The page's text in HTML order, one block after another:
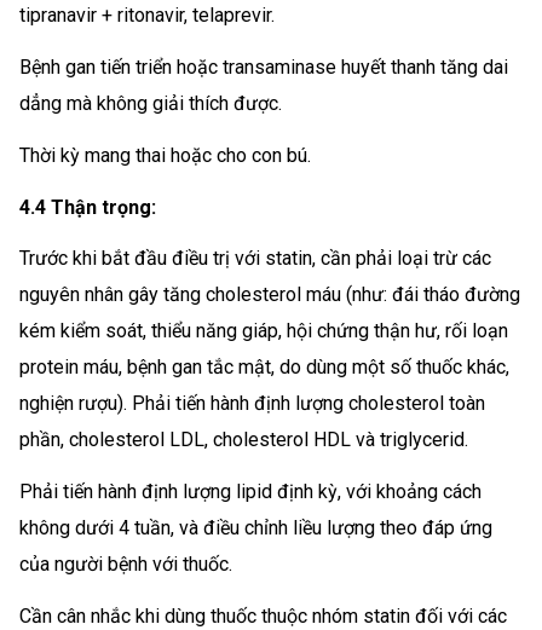
tipranavir + ritonavir, telaprevir.
Bệnh gan tiến triển hoặc transaminase huyết thanh tăng dai
dẳng mà không giải thích được.
Thời kỳ mang thai hoặc cho con bú.
4.4 Thận trọng:
Trước khi bắt đầu điều trị với statin, cần phải loại trừ các
nguyên nhân gây tăng cholesterol máu (như: đái tháo đường
kém kiểm soát, thiểu năng giáp, hội chứng thận hư, rối loạn
protein máu, bệnh gan tắc mật, do dùng một số thuốc khác,
nghiện rượu). Phải tiến hành định lượng cholesterol toàn
phần, cholesterol LDL, cholesterol HDL và triglycerid.
Phải tiến hành định lượng lipid định kỳ, với khoảng cách
không dưới 4 tuần, và điều chỉnh liều lượng theo đáp ứng
của người bệnh với thuốc.
Cần cân nhắc khi dùng thuốc thuộc nhóm statin đối với các